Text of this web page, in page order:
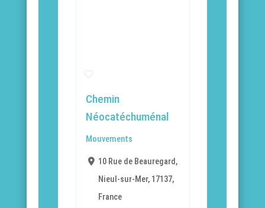
Chemin
Néocatéchuménal
Mouvements
10 Rue de Beauregard,
Nieul-sur-Mer, 17137,
France